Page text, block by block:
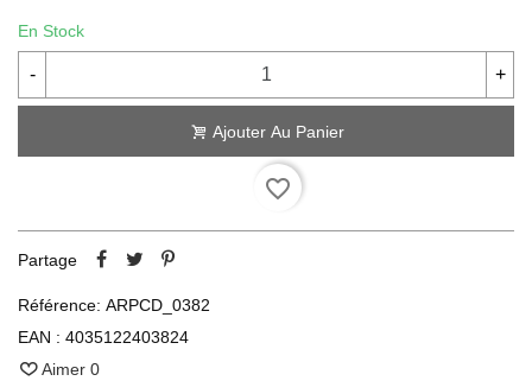
En Stock
- +
Ajouter Au Panier
favorite_border
Partage
Référence: ARPCD_0382
EAN : 4035122403824
Aimer 0